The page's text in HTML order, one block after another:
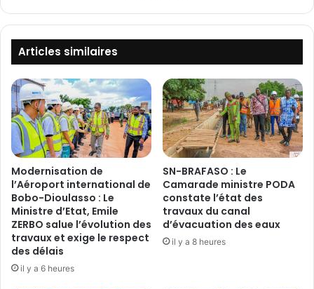
r
é
s
m
l
r
a
t
s
d
é
m
a
r
a
g
d
e
K
o
r
s
i
m
o
Articles similaires
Modernisation de
l’Aéroport international de
Bobo-Dioulasso : Le
Ministre d’Etat, Emile
ZERBO salue l’évolution des
travaux et exige le respect
des délais
il y a 6 heures
SN-BRAFASO : Le
Camarade ministre PODA
constate l’état des
travaux du canal
d’évacuation des eaux
il y a 8 heures